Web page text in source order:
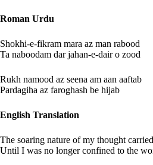
Roman Urdu
Shokhi-e-fikram mara az man rabood
Ta naboodam dar jahan-e-dair o zood
Rukh namood az seena am aan aaftab
Pardagiha az faroghash be hijab
English Translation
The soaring nature of my thought
Until I was no longer confined to the